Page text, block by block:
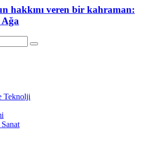
hakkını veren bir kahraman:
Teknolji